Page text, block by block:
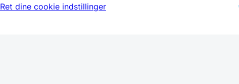
Ret dine cookie indstillinger